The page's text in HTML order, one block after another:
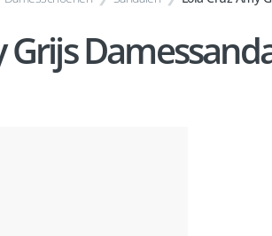
Grijs